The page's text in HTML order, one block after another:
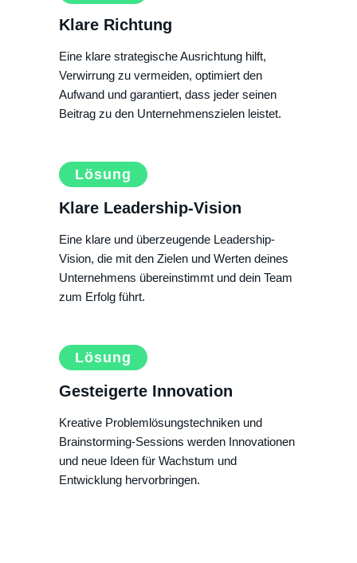
Klare Richtung
Eine klare strategische Ausrichtung hilft,
Verwirrung zu vermeiden, optimiert den
Aufwand und garantiert, dass jeder seinen
Beitrag zu den Unternehmenszielen leistet.
Lösung
Klare Leadership-Vision
Eine klare und überzeugende Leadership-
Vision, die mit den Zielen und Werten deines
Unternehmens übereinstimmt und dein Team
zum Erfolg führt.
Lösung
Gesteigerte Innovation
Kreative Problemlösungstechniken und
Brainstorming-Sessions werden Innovationen
und neue Ideen für Wachstum und
Entwicklung hervorbringen.